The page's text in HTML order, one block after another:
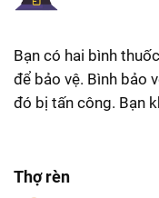
Bạn có hai bình
để bảo vệ. Bình bảo
đó bị tấn công. Bạn
Thợ rèn